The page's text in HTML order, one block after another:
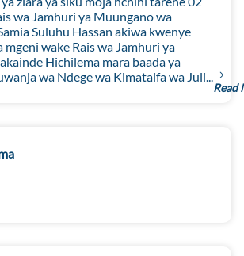
wa Jamhuri ya Muungano wa
Suluhu Hassan akiwa kwenye
mgeni wake Rais wa Jamhuri ya
Hichilema mara baada ya
wa Ndege wa Kimataifa wa Juli...
Read